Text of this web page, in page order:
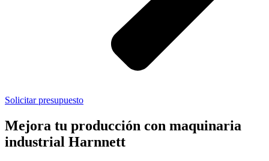
Solicitar presupuesto
Mejora tu producción con maquinaria
industrial Harnnett